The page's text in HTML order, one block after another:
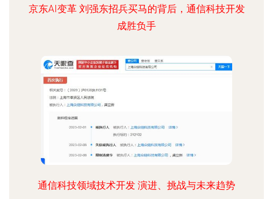
京东AI变革 刘强东招兵买马的背后，通信科技开发
成胜负手
通信科技领域技术开发 演进、挑战与未来趋势